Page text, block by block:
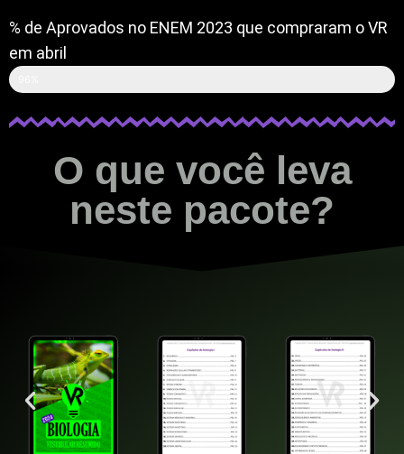
% de Aprovados no ENEM 2023 que compraram o VR
em abril
O que você leva
neste pacote?